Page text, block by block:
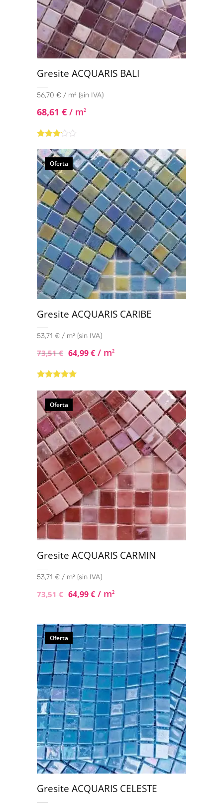
100x100(18)
120x120
(6)
Gresite ACQUARIS BALI
56,70 € / m² (sin IVA)
68,61 € / m2
con
3.00de
5
Oferta
Gresite ACQUARIS CARIBE
53,71 € / m² (sin IVA)
73,51€ 64,99€ / m2
5.00de 5
Oferta
Gresite ACQUARIS CARMIN
53,71 € / m² (sin IVA)
73,51€ 64,99€ / m2
Oferta
Gresite ACQUARIS CELESTE